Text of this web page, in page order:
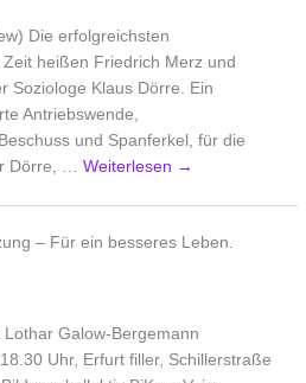
Die erfolgreichsten
heißen Friedrich Merz und
Soziologe Klaus Dörre. Ein
Antriebswende,
und Spanferkel, für die
Dörre, …Weiterlesen →
– Für ein besseres Leben.
Galow-Bergemann
Uhr, Erfurt filler, Schillerstraße